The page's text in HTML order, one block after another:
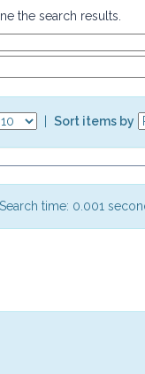
the search results.
Sort items by
time: 0.001